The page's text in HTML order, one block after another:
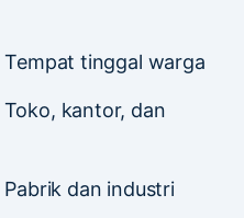
Tempat tinggal warga
Toko, kantor, dan
Pabrik dan industri